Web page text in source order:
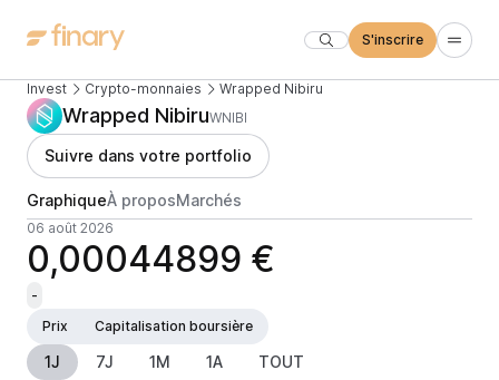
S'inscrire
Invest Crypto-monnaies Wrapped Nibiru
Wrapped NibiruWNIBI
Suivre dans votre portfolio
GraphiqueÀ proposMarchés
06 août 2026
0,00044899 €
-
Prix
Capitalisation boursière
1J 7J 1M 1A TOUT